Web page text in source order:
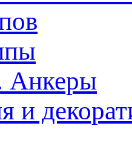
Анкеры
и